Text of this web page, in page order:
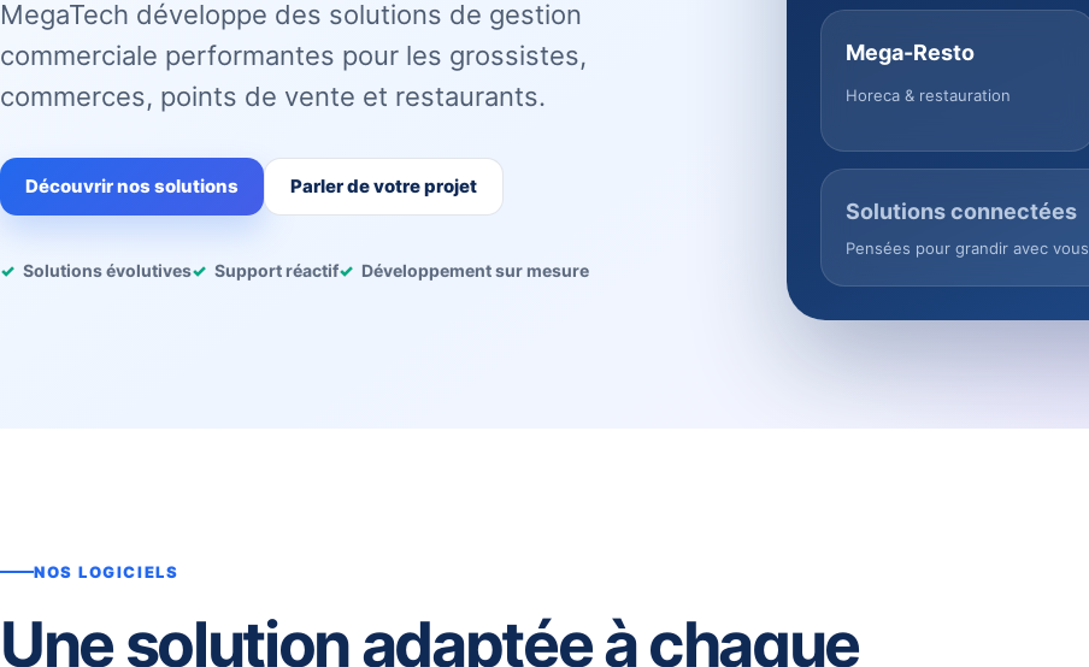
MegaTech développe des solutions de gestion
commerciale performantes pour les grossistes,
commerces, points de vente et restaurants.
Découvrir nos solutions Parler de votre projet
Solutions évolutives Support réactif Développement sur mesure
Mega-Resto
Horeca & restauration
Solutions connectées
Pensées pour grandir avec vous
NOS LOGICIELS
Une solution adaptée à chaque